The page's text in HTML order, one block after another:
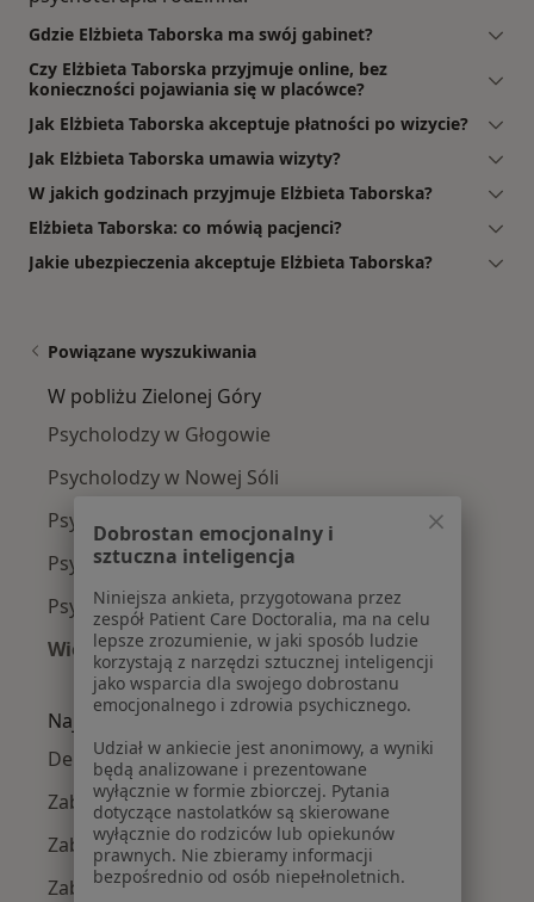
Gdzie Elżbieta Taborska ma swój gabinet?
Czy Elżbieta Taborska przyjmuje online, bez
konieczności pojawiania się w placówce?
Jak Elżbieta Taborska akceptuje płatności po wizycie?
Jak Elżbieta Taborska umawia wizyty?
W jakich godzinach przyjmuje Elżbieta Taborska?
Elżbieta Taborska: co mówią pacjenci?
Jakie ubezpieczenia akceptuje Elżbieta Taborska?
Powiązane wyszukiwania
W pobliżu Zielonej Góry
Psycholodzy w Głogowie
Psycholodzy w Nowej Sóli
Psycholodzy w Wolsztynie
Psycholodzy w Żarach
Psycholodzy w Świebodzinie
Więcej (7)
Więcej w kategorii: W pobliżu Zielonej Góry
Najczęście leczone choroby
Depresja w Zielonej Górze
Zaburzenia nastroju w Zielonej Górze
Zaburzenia emocjonalne w Zielonej Górze
Zaburzenia lękowe w Zielonej Górze
Dobrostan emocjonalny i
sztuczna inteligencja
Niniejsza ankieta, przygotowana przez
zespół Patient Care Doctoralia, ma na celu
lepsze zrozumienie, w jaki sposób ludzie
korzystają z narzędzi sztucznej inteligencji
jako wsparcia dla swojego dobrostanu
emocjonalnego i zdrowia psychicznego.
Udział w ankiecie jest anonimowy, a wyniki
będą analizowane i prezentowane
wyłącznie w formie zbiorczej. Pytania
dotyczące nastolatków są skierowane
wyłącznie do rodziców lub opiekunów
prawnych. Nie zbieramy informacji
bezpośrednio od osób niepełnoletnich.